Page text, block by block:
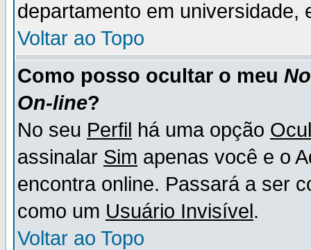
departamento em universidade,
Voltar ao Topo
Como posso ocultar o meu
On-line?
No seu Perfil há uma opção
assinalar Sim apenas você e o
encontra online. Passará a ser
como um Usuário Invisível.
Voltar ao Topo